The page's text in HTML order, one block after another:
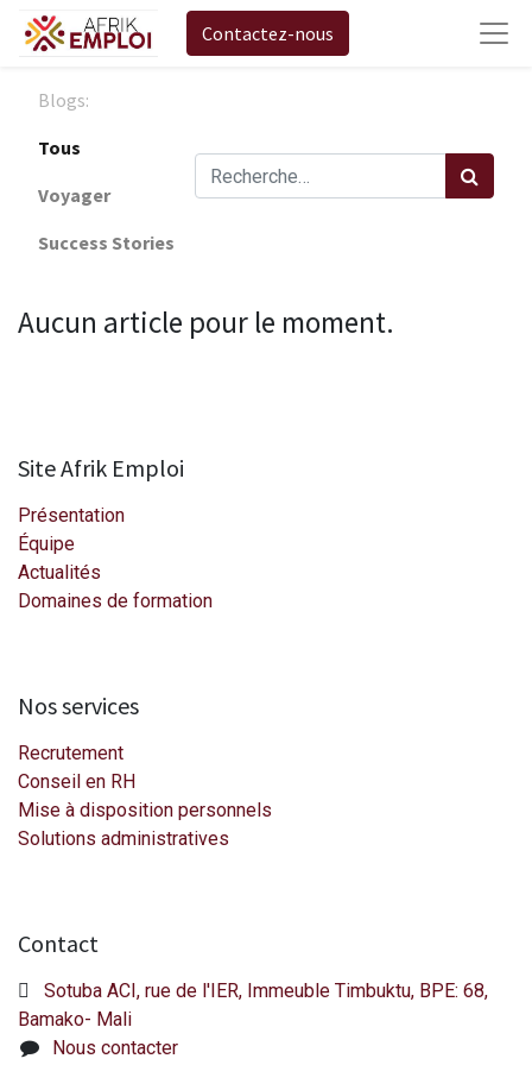
Contactez-nous
Blogs:
Tous
Voyager
Success Stories
Aucun article pour le moment.
Site Afrik Emploi
Présentation
Équipe
Actualités
Domaines de formation​
Nos services
Recrutement
Conseil en RH
Mise à disposition personnels
Solutions administratives​
Contact
Sotuba ACI, rue de l'IER, Immeuble Timbuktu, BPE: 68,
Bamako- Mali
Nous contacter